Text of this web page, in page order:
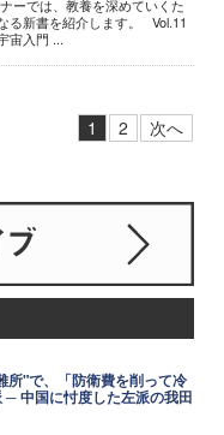
ーでは、教養を深めていくた
る新書を紹介します。 Vol.11
宙入門 ...
1 2 次へ
所"で、「防衛費を削って冷
中国に忖度した左派の我田